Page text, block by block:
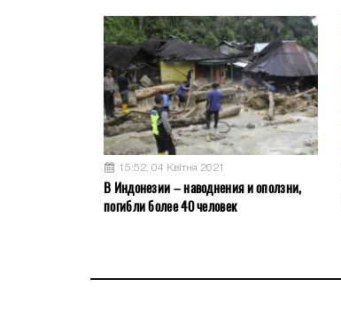
15:52, 04 Квітня 2021
В Индонезии – наводнения и оползни,
погибли более 40 человек